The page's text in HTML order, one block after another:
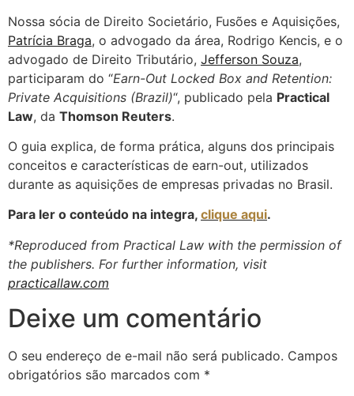
Nossa sócia de Direito Societário, Fusões e Aquisições,
Patrícia Braga, o advogado da área, Rodrigo Kencis, e o
advogado de Direito Tributário, Jefferson Souza,
participaram do “Earn-Out Locked Box and Retention:
Private Acquisitions (Brazil)“, publicado pela Practical
Law, da Thomson Reuters.
O guia explica, de forma prática, alguns dos principais
conceitos e características de earn-out, utilizados
durante as aquisições de empresas privadas no Brasil.
Para ler o conteúdo na integra, clique aqui.
*Reproduced from Practical Law with the permission of
the publishers. For further information, visit
practicallaw.com
Deixe um comentário
O seu endereço de e-mail não será publicado. Campos
obrigatórios são marcados com *